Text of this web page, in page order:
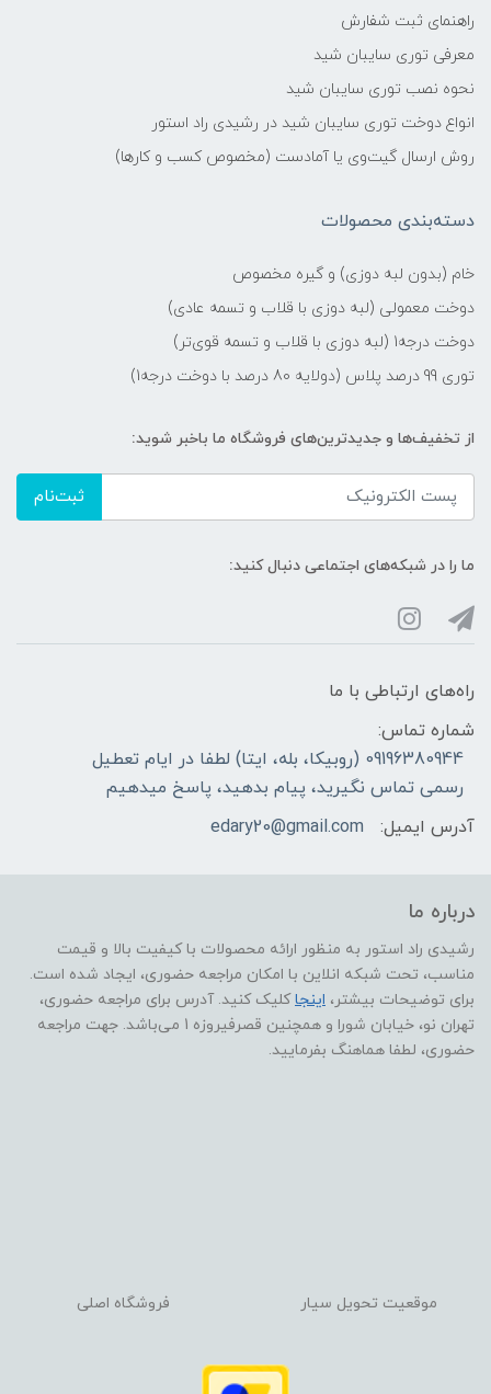
راهنمای ثبت شفارش
معرفی توری سایبان شید
نحوه نصب توری سایبان شید
انواع دوخت توری سایبان شید در رشیدی راد استور
روش ارسال گیت‌وی یا آمادست (مخصوص کسب و کارها)
دسته‌بندی محصولات
خام (بدون لبه دوزی) و گیره مخصوص
دوخت معمولی (لبه دوزی با قلاب و تسمه عادی)
دوخت درجه1 (لبه دوزی با قلاب و تسمه قوی‌تر)
توری 99 درصد پلاس (دولایه 80 درصد با دوخت درجه1)
از تخفیف‌ها و جدیدترین‌های فروشگاه ما باخبر شوید:
ثبت‌نام
ما را در شبکه‌های اجتماعی دنبال کنید:
راه‌های ارتباطی با ما
شماره تماس:
09196380944 (روبیکا، بله، ایتا) لطفا در ایام تعطیل
رسمی تماس نگیرید، پیام بدهید، پاسخ میدهیم
آدرس ایمیل:
edary20@gmail.com
درباره ما
رشیدی راد استور به منظور ارائه محصولات با کیفیت بالا و قیمت
مناسب، تحت شبکه انلاین با امکان مراجعه حضوری، ایجاد شده است.
برای توضیحات بیشتر، اینجاکلیک کنید. آدرس برای مراجعه حضوری،
تهران نو، خیابان شورا و همچنین قصرفیروزه 1 می‌باشد. جهت مراجعه
حضوری، لطفا هماهنگ بفرمایید.
موقعیت تحویل سیار فروشگاه اصلی